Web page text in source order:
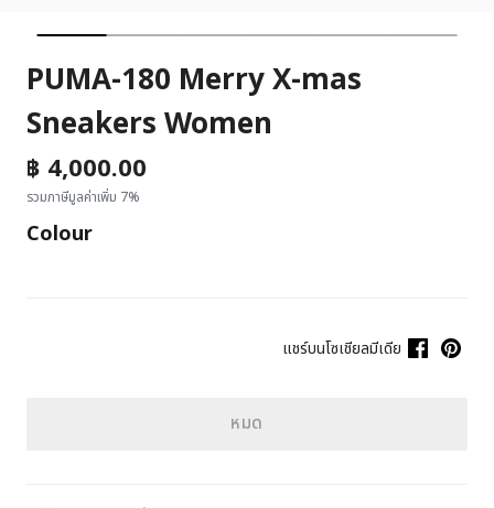
PUMA-180 Merry X-mas
Sneakers Women
฿ 4,000.00
รวมภาษีมูลค่าเพิ่ม 7%
Colour
แชร์บนโซเชียลมีเดีย
หมด